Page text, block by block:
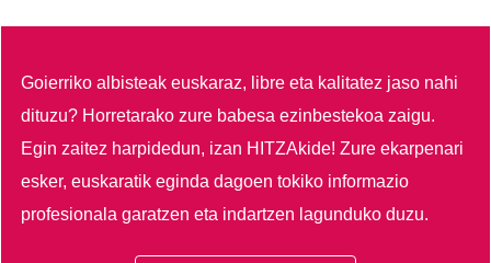
Goierriko albisteak euskaraz, libre eta kalitatez jaso nahi
dituzu? Horretarako zure babesa ezinbestekoa zaigu.
Egin zaitez harpidedun, izan HITZAkide!Zure ekarpenari
esker, euskaratik eginda dagoen tokiko informazio
profesionala garatzen eta indartzen lagunduko duzu.